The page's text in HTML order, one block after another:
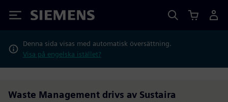
Siemens
Denna sida visas med automatisk översättning.
Visa på engelska istället?
Waste Management drivs av Sustaira